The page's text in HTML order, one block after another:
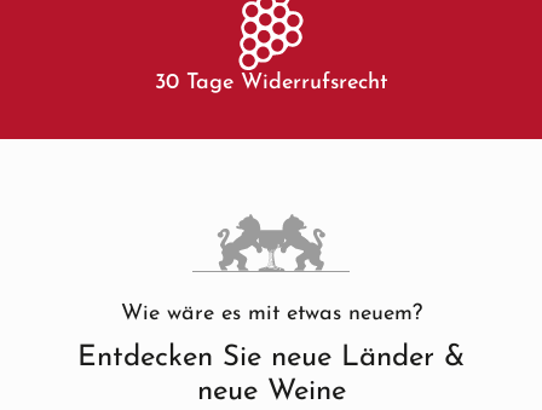
30 Tage Widerrufsrecht
Wie wäre es mit etwas neuem?
Entdecken Sie neue Länder &
neue Weine